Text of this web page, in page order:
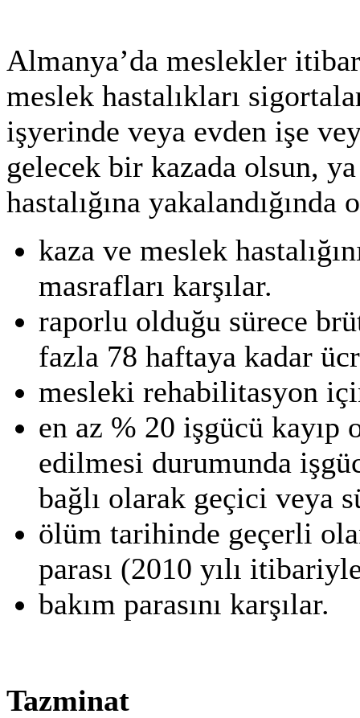
Almanya’da meslekler
meslek hastalıkları
işyerinde veya evden işe
gelecek bir kazada olsun,
hastalığına yakalandığında
kaza ve meslek
masrafları karşılar.
raporlu olduğu sürece
fazla 78 haftaya kadar
mesleki rehabilitasyon
en az % 20 işgücü kayıp
edilmesi durumunda
bağlı olarak geçici veya
ölüm tarihinde geçerli
parası (2010 yılı
bakım parasını karşılar.
Tazminat